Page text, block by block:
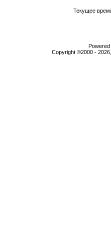
Текущее
Copyright ©2000 -